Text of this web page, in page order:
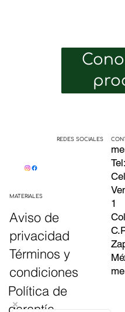
REDES SOCIALES
MATERIALES
Aviso de
privacidad
Términos y
condiciones
Política de
1